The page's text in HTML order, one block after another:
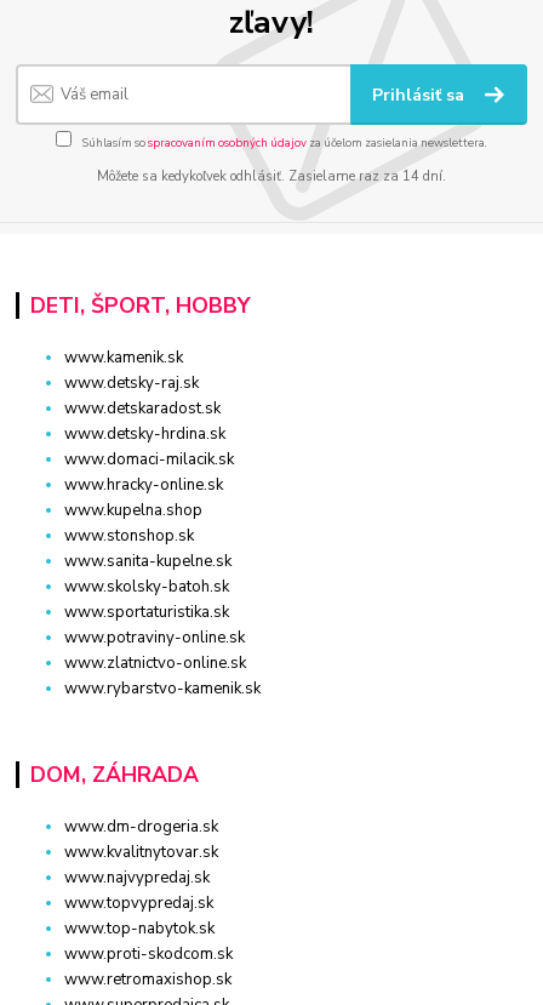
zľavy!
Prihlásiť sa
Súhlasím sospracovaním osobných údajov za účelom zasielania newslettera.
Môžete sa kedykoľvek odhlásiť. Zasielame raz za 14 dní.
DETI, ŠPORT, HOBBY
www.kamenik.sk
www.detsky-raj.sk
www.detskaradost.sk
www.detsky-hrdina.sk
www.domaci-milacik.sk
www.hracky-online.sk
www.kupelna.shop
www.stonshop.sk
www.sanita-kupelne.sk
www.skolsky-batoh.sk
www.sportaturistika.sk
www.potraviny-online.sk
www.zlatnictvo-online.sk
www.rybarstvo-kamenik.sk
DOM, ZÁHRADA
www.dm-drogeria.sk
www.kvalitnytovar.sk
www.najvypredaj.sk
www.topvypredaj.sk
www.top-nabytok.sk
www.proti-skodcom.sk
www.retromaxishop.sk